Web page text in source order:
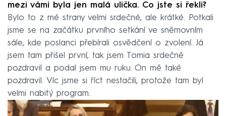
mezi vámi byla jen malá ulička. Co jste si řekli?
Bylo to z mé strany velmi srdečné, ale krátké. Potkali
jsme se na začátku prvního setkání ve sněmovním
sále, kde poslanci přebírali osvědčení o zvolení. Já
jsem tam přišel první, tak jsem Tomia srdečně
pozdravil a podal jsem mu ruku. On mě také
pozdravil. Víc jsme si říct nestačili, protože tam byl
velmi nabitý program.